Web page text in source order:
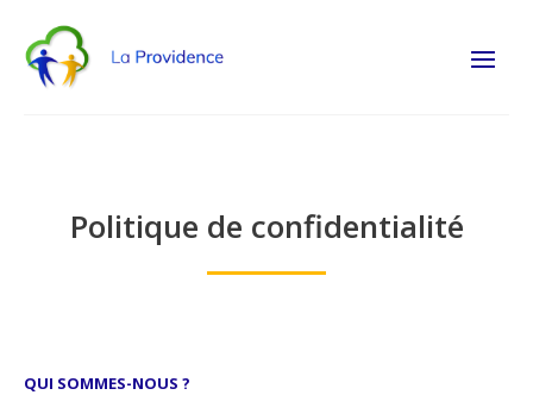
Politique de confidentialité
QUI SOMMES-NOUS ?